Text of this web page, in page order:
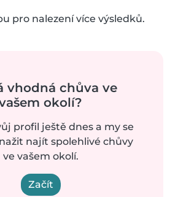
pro nalezení více výsledků.
vhodná chůva ve
okolí?
profil ještě dnes a my se
najít spolehlivé chůvy
ve vašem okolí.
Začít